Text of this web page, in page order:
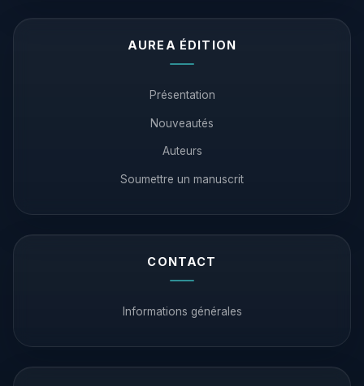
AUREA ÉDITION
Présentation
Nouveautés
Auteurs
Soumettre un manuscrit
CONTACT
Informations générales